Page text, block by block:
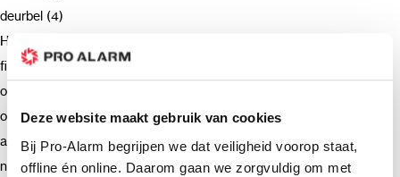
Deze website maakt gebruik van cookies
Bij Pro-Alarm begrijpen we dat veiligheid voorop staat,
offline én online. Daarom gaan we zorgvuldig om met
deurbel (4)
Hikvision (3)
firmware (3)
ondersteuning (2)
opnemen (2)
advies (2)
netwerkrecorder (2)